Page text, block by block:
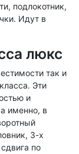
подлокотник,
Идут в
люкс
так и
Эти
и
именно, в
3-х
по